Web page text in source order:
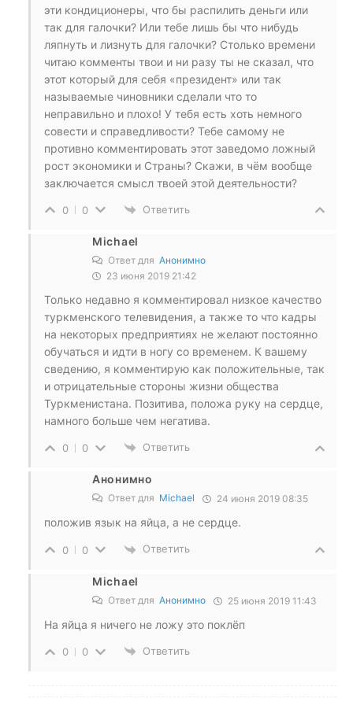
эти кондиционеры, что бы распилить деньги или
так для галочки? Или тебе лишь бы что нибудь
ляпнуть и лизнуть для галочки? Столько времени
читаю комменты твои и ни разу ты не сказал, что
этот который для себя «президент» или так
называемые чиновники сделали что то
неправильно и плохо! У тебя есть хоть немного
совести и справедливости? Тебе самому не
противно комментировать этот заведомо ложный
рост экономики и Страны? Скажи, в чём вообще
заключается смысл твоей этой деятельности?
0 0 Ответить
Michael
Ответ для Анонимно
23 июня 2019 21:42
Только недавно я комментировал низкое качество
туркменского телевидения, а также то что кадры
на некоторых предприятиях не желают постоянно
обучаться и идти в ногу со временем. К вашему
сведению, я комментирую как положительные, так
и отрицательные стороны жизни общества
Туркменистана. Позитива, положа руку на сердце,
намного больше чем негатива.
0 0 Ответить
Анонимно
Ответ для Michael 24 июня 2019 08:35
положив язык на яйца, а не сердце.
0 0 Ответить
Michael
Ответ для Анонимно 25 июня 2019 11:43
На яйца я ничего не ложу это поклёп
0 0 Ответить